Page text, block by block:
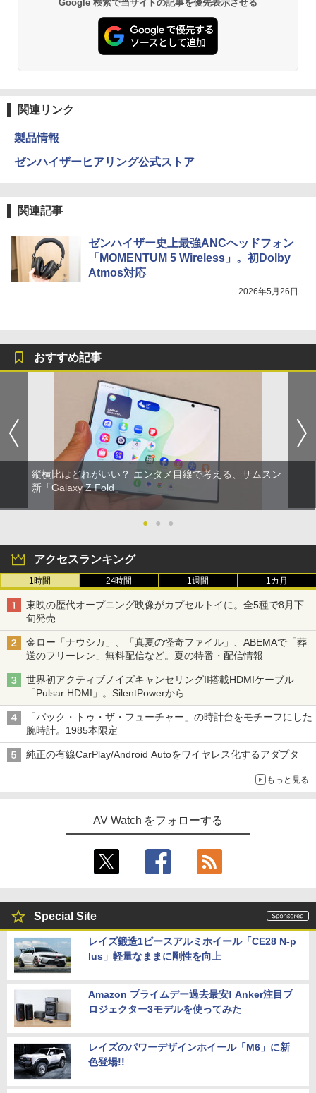
Google 検索で当サイトの記事を優先表示させる
関連リンク
製品情報
ゼンハイザーヒアリング公式ストア
関連記事
ゼンハイザー史上最強ANCヘッドフォン
「MOMENTUM 5 Wireless」。初Dolby
Atmos対応
2026年5月26日
おすすめ記事
縦横比はどれがいい？ エンタメ目線で考える、サムスン
新「Galaxy Z Fold」
● ● ●
アクセスランキング
1時間 24時間 1週間 1カ月
東映の歴代オープニング映像がカプセルトイに。全5種で8月下
旬発売
金ロー「ナウシカ」、「真夏の怪奇ファイル」、ABEMAで「葬
送のフリーレン」無料配信など。夏の特番・配信情報
世界初アクティブノイズキャンセリングII搭載HDMIケーブル
「Pulsar HDMI」。SilentPowerから
「バック・トゥ・ザ・フューチャー」の時計台をモチーフにした
腕時計。1985本限定
純正の有線CarPlay/Android Autoをワイヤレス化するアダプタ
もっと見る
AV Watch をフォローする
Special Site
レイズ鍛造1ピースアルミホイール「CE28 N-p
lus」軽量なままに剛性を向上
Amazon プライムデー過去最安! Anker注目プ
ロジェクター3モデルを使ってみた
レイズのパワーデザインホイール「M6」に新
色登場!!